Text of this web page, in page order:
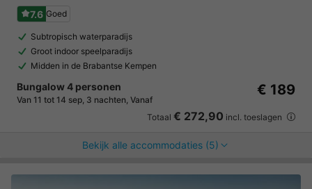
7.6 Goed
Subtropisch waterparadijs
Groot indoor speelparadijs
Midden in de Brabantse Kempen
Bungalow 4 personen
Van 11 tot 14 sep, 3 nachten, Vanaf
€ 189
Totaal € 272,90 incl. toeslagen
Bekijk alle accommodaties (5)